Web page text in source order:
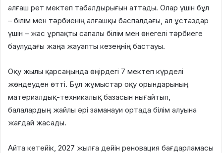
алғаш рет мектеп табалдырығын аттады. Олар үшін бұл
– білім мен тәрбиенің алғашқы баспалдағы, ал ұстаздар
үшін – жас ұрпақты сапалы білім мен өнегелі тәрбиеге
баулудағы жаңа жауапты кезеңнің бастауы.
Оқу жылы қарсаңында өңірдегі 7 мектеп күрделі
жөндеуден өтті. Бұл жұмыстар оқу орындарының
материалдық-техникалық базасын нығайтып,
балалардың жайлы әрі заманауи ортада білім алуына
жағдай жасады.
Айта кетейік, 2027 жылға дейін реновация бағдарламасы